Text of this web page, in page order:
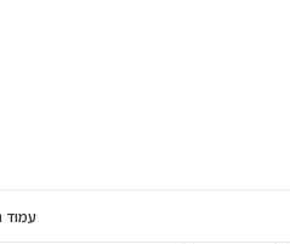
עמוד